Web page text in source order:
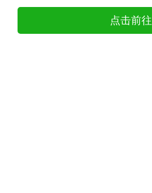
点击前往